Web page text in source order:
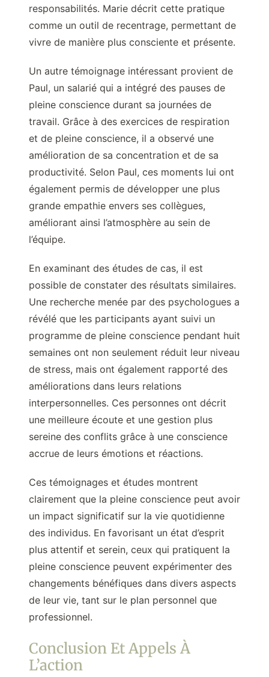
responsabilités. Marie décrit cette pratique
comme un outil de recentrage, permettant de
vivre de manière plus consciente et présente.
Un autre témoignage intéressant provient de
Paul, un salarié qui a intégré des pauses de
pleine conscience durant sa journées de
travail. Grâce à des exercices de respiration
et de pleine conscience, il a observé une
amélioration de sa concentration et de sa
productivité. Selon Paul, ces moments lui ont
également permis de développer une plus
grande empathie envers ses collègues,
améliorant ainsi l’atmosphère au sein de
l’équipe.
En examinant des études de cas, il est
possible de constater des résultats similaires.
Une recherche menée par des psychologues a
révélé que les participants ayant suivi un
programme de pleine conscience pendant huit
semaines ont non seulement réduit leur niveau
de stress, mais ont également rapporté des
améliorations dans leurs relations
interpersonnelles. Ces personnes ont décrit
une meilleure écoute et une gestion plus
sereine des conflits grâce à une conscience
accrue de leurs émotions et réactions.
Ces témoignages et études montrent
clairement que la pleine conscience peut avoir
un impact significatif sur la vie quotidienne
des individus. En favorisant un état d’esprit
plus attentif et serein, ceux qui pratiquent la
pleine conscience peuvent expérimenter des
changements bénéfiques dans divers aspects
de leur vie, tant sur le plan personnel que
professionnel.
Conclusion Et Appels À
L’action